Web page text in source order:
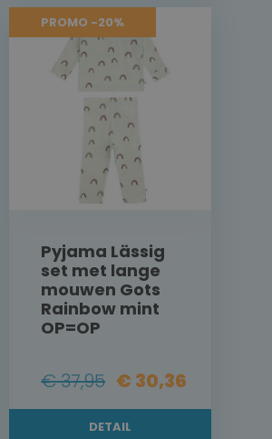
PROMO -20%
Pyjama Lässig
set met lange
mouwen Gots
Rainbow mint
OP=OP
€ 37,95 € 30,36
DETAIL